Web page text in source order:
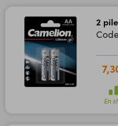
2
En